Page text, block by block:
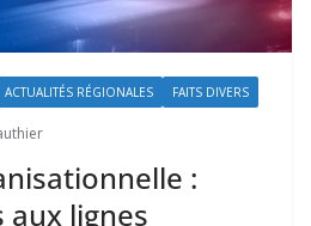
ACTUALITÉS RÉGIONALES FAITS DIVERS
:
aux lignes